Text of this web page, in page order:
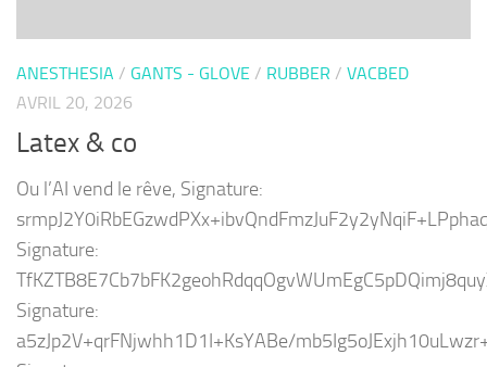
ANESTHESIA / GANTS - GLOVE / RUBBER / VACBED
AVRIL 20, 2026
Latex & co
Ou l’AI vend le rêve, Signature:
Signature:
Signature:
a5zJp2V+qrFNjwhh1D1I+KsYABe/